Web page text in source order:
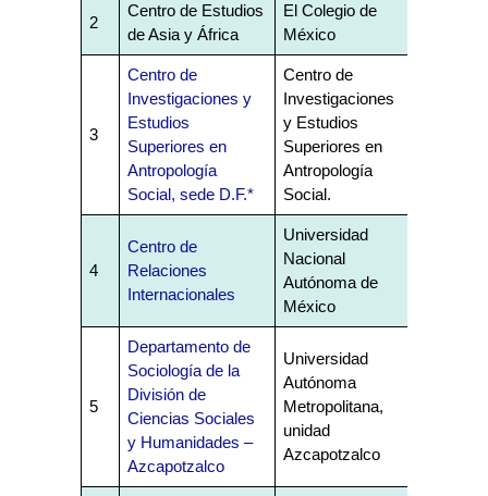
2
Centro de Estudios
de Asia y África
El Colegio de
México
3
Centro de
Investigaciones y
Estudios
Superiores en
Antropología
Social, sede D.F.*
Centro de
Investigaciones
y Estudios
Superiores en
Antropología
Social.
4
Centro de
Relaciones
Internacionales
Universidad
Nacional
Autónoma de
México
5
Departamento de
Sociología de la
División de
Ciencias Sociales
y Humanidades –
Azcapotzalco
Universidad
Autónoma
Metropolitana,
unidad
Azcapotzalco